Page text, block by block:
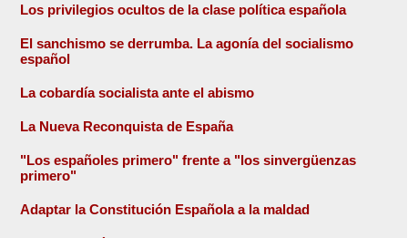
Los privilegios ocultos de la clase política española
El sanchismo se derrumba. La agonía del socialismo
español
La cobardía socialista ante el abismo
La Nueva Reconquista de España
"Los españoles primero" frente a "los sinvergüenzas
primero"
Adaptar la Constitución Española a la maldad